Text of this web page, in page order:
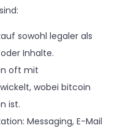
sowohl legaler als
Inhalte.
oft mit
wobei bitcoin
ist.
Messaging, E-Mail